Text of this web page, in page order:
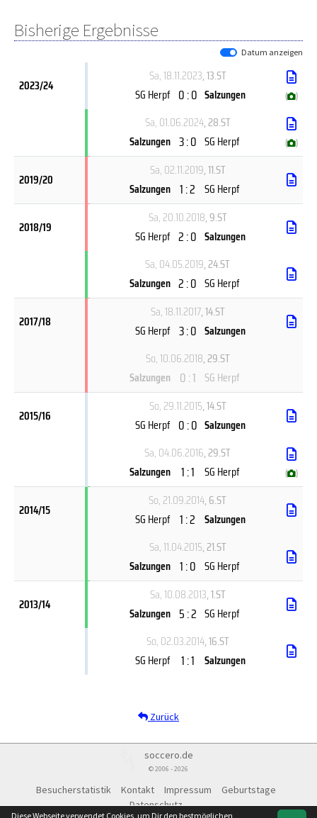
Bisherige Ergebnisse
Datum anzeigen
2023/24
Sa, 18.11.2023, 13.ST
SG Herpf 0 : 0 Salzungen ( )
Sa, 01.06.2024, 28.ST
Salzungen 3 : 0 SG Herpf ( )
2019/20
Sa, 02.11.2019, 11.ST
Salzungen 1 : 2 SG Herpf
2018/19
Sa, 20.10.2018, 9.ST
SG Herpf 2 : 0 Salzungen
Sa, 04.05.2019, 24.ST
Salzungen 2 : 0 SG Herpf
2017/18
Sa, 18.11.2017, 14.ST
SG Herpf 3 : 0 Salzungen
So, 10.06.2018, 29.ST
Salzungen 0 : 1 SG Herpf
2015/16
So, 29.11.2015, 14.ST
SG Herpf 0 : 0 Salzungen
Sa, 04.06.2016, 29.ST
Salzungen 1 : 1 SG Herpf ( )
2014/15
So, 21.09.2014, 6.ST
SG Herpf 1 : 2 Salzungen
Sa, 11.04.2015, 21.ST
Salzungen 1 : 0 SG Herpf
2013/14
Sa, 10.08.2013, 1.ST
Salzungen 5 : 2 SG Herpf
So, 02.03.2014, 16.ST
SG Herpf 1 : 1 Salzungen
Zurück
soccero.de
© 2006 - 2026
Besucherstatistik Kontakt Impressum
Geburtstage
Datenschutz
Diese Webseite verwendet Cookies, um Dir den bestmöglichen